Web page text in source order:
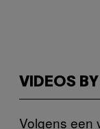
VIDEOS
Volgens een